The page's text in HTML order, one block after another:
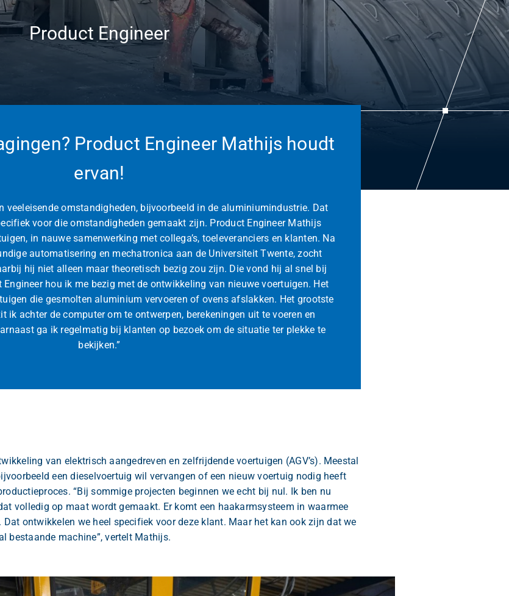
Product Engineer
Product Engineer Mathijs houdt
ervan!
veeleisende omstandigheden, bijvoorbeeld in de aluminiumindustrie. Dat
voor die omstandigheden gemaakt zijn. Product Engineer Mathijs
in nauwe samenwerking met collega’s, toeleveranciers en klanten. Na
automatisering en mechatronica aan de Universiteit Twente, zocht
hij niet alleen maar theoretisch bezig zou zijn. Die vond hij al snel bij
Engineer hou ik me bezig met de ontwikkeling van nieuwe voertuigen. Het
die gesmolten aluminium vervoeren of ovens afslakken. Het grootste
ik achter de computer om te ontwerpen, berekeningen uit te voeren en
ga ik regelmatig bij klanten op bezoek om de situatie ter plekke te
bekijken.”
van elektrisch aangedreven en zelfrijdende voertuigen (AGV’s). Meestal
een dieselvoertuig wil vervangen of een nieuw voertuig nodig heeft
“Bij sommige projecten beginnen we echt bij nul. Ik ben nu
volledig op maat wordt gemaakt. Er komt een haakarmsysteem in waarmee
ontwikkelen we heel specifiek voor deze klant. Maar het kan ook zijn dat we
bestaande machine”, vertelt Mathijs.